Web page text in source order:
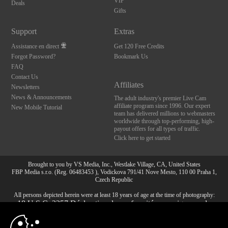
Deals
Gifts
Support
Assistance en direct
Forgot Password?
FAQ
Contact Us
Newsletters
News & Announcements
New Mobile Tutorial
Extras
Get 120 Free Credits
Bookmark Us
Affiliates
The adult industry's premier Live Cam
affiliate program since 1996. Our expert
team has delivered millions to webmasters
worldwide through top-performing, high-
payout offers for all types of traffic.
Click here to get started
Brought to you by VS Media, Inc., Westlake Village, CA, United States
FBP Media s.r.o. (Reg. 06483453 ), Vodickova 791/41 Nove Mesto, 110 00 Praha 1,
Czech Republic
All persons depicted herein were at least 18 years of age at the time of photography:
18 U.S.C. 2257 Déclaration de conformité aux exigences de
10:00